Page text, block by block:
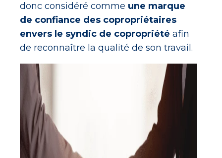
donc considéré comme une marque
de confiance des copropriétaires
envers le syndic de copropriété afin
de reconnaître la qualité de son travail.